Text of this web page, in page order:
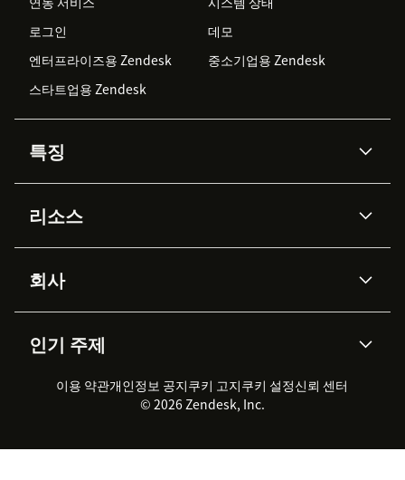
로그인
데모
엔터프라이즈용 Zendesk
중소기업용 Zendesk
스타트업용 Zendesk
특징
Zendesk AI
Advanced Data Privacy &
Protection
지식창고
워크포스 관리
실시간 채팅
클라이언트 포털
리소스
API & 개발자
AI 리서치
이벤트 & 웨비나
고객 사례
회사
채용 정보
지속 가능성 보고서
Zendesk Foundation
법적 정보
인기 주제
2026 CX 트렌드
제품 업데이트
고객 서비스 소프트웨어
헬프 데스크 통합 티켓 관리 소
이용 약관개인정보 공지쿠키 고지쿠키 설정신뢰 센터
© 2026 Zendesk, Inc.